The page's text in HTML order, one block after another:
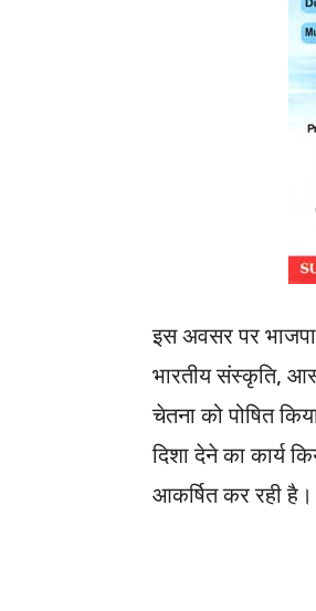
इस अवसर पर भाजपा
भारतीय संस्कृति,
चेतना को पोषित
दिशा देने का कार्य
आकर्षित कर रही है।